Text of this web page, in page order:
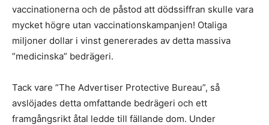
vaccinationerna och de påstod att dödssiffran skulle vara
mycket högre utan vaccinationskampanjen! Otaliga
miljoner dollar i vinst genererades av detta massiva
”medicinska” bedrägeri.
Tack vare ”The Advertiser Protective Bureau”, så
avslöjades detta omfattande bedrägeri och ett
framgångsrikt åtal ledde till fällande dom. Under